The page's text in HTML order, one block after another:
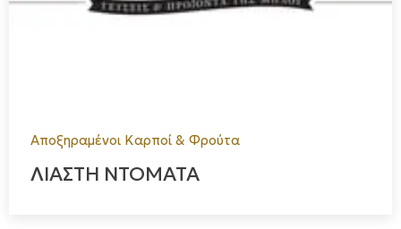
Αποξηραμένοι Καρποί & Φρούτα
ΛΙΑΣΤΗ ΝΤΟΜΑΤΑ